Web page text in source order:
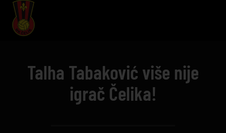
Talha Tabaković više nije
igrač Čelika!